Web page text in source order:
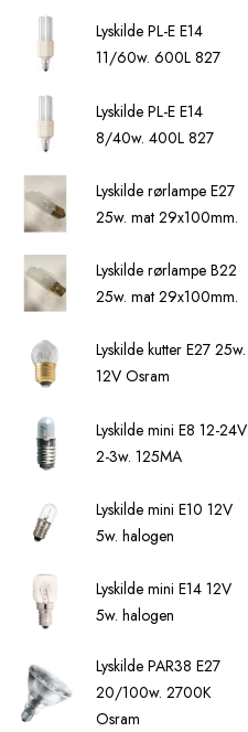
Lyskilde PL-E E14
11/60w. 600L 827
Lyskilde PL-E E14
8/40w. 400L 827
Lyskilde rørlampe E27
25w. mat 29x100mm.
Lyskilde rørlampe B22
25w. mat 29x100mm.
Lyskilde kutter E27 25w.
12V Osram
Lyskilde mini E8 12-24V
2-3w. 125MA
Lyskilde mini E10 12V
5w. halogen
Lyskilde mini E14 12V
5w. halogen
Lyskilde PAR38 E27
20/100w. 2700K
Osram